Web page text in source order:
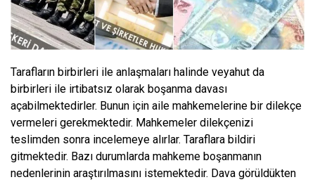
Tarafların birbirleri ile anlaşmaları halinde veyahut da
birbirleri ile irtibatsız olarak boşanma davası
açabilmektedirler. Bunun için aile mahkemelerine bir dilekçe
vermeleri gerekmektedir. Mahkemeler dilekçenizi
teslimden sonra incelemeye alırlar. Taraflara bildiri
gitmektedir. Bazı durumlarda mahkeme boşanmanın
nedenlerinin araştırılmasını istemektedir. Dava görüldükten